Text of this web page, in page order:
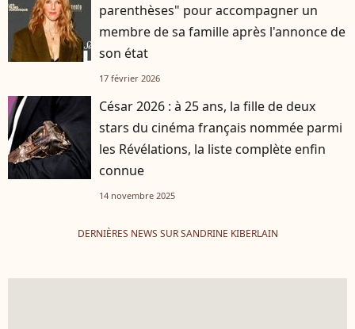
parenthèses" pour accompagner un
membre de sa famille après l'annonce de
son état
17 février 2026
César 2026 : à 25 ans, la fille de deux
stars du cinéma français nommée parmi
les Révélations, la liste complète enfin
connue
14 novembre 2025
DERNIÈRES NEWS SUR SANDRINE KIBERLAIN